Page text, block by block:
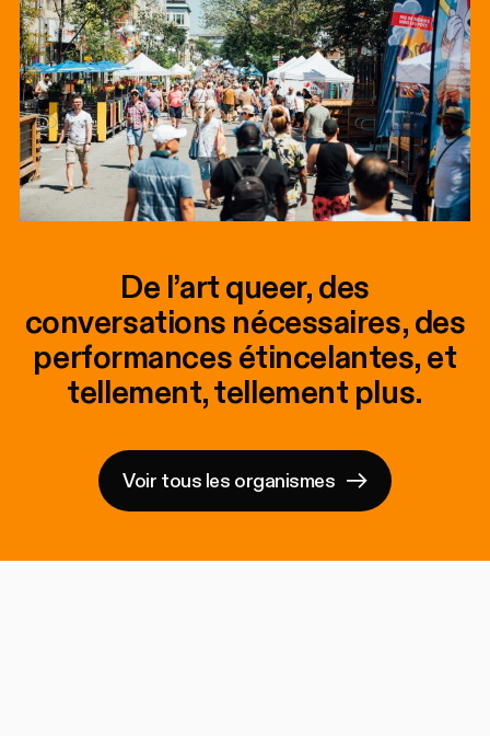
De l’art queer, des
conversations nécessaires, des
performances étincelantes, et
tellement, tellement plus.
Voir tous les organismes